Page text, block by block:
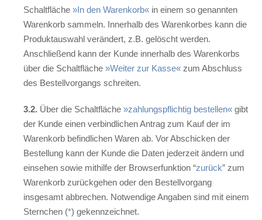
Schaltfläche »In den Warenkorb« in einem so genannten
Warenkorb sammeln. Innerhalb des Warenkorbes kann die
Produktauswahl verändert, z.B. gelöscht werden.
Anschließend kann der Kunde innerhalb des Warenkorbs
über die Schaltfläche »Weiter zur Kasse« zum Abschluss
des Bestellvorgangs schreiten.
3.2. Über die Schaltfläche »zahlungspflichtig bestellen« gibt
der Kunde einen verbindlichen Antrag zum Kauf der im
Warenkorb befindlichen Waren ab. Vor Abschicken der
Bestellung kann der Kunde die Daten jederzeit ändern und
einsehen sowie mithilfe der Browserfunktion “zurück” zum
Warenkorb zurückgehen oder den Bestellvorgang
insgesamt abbrechen. Notwendige Angaben sind mit einem
Sternchen (*) gekennzeichnet.